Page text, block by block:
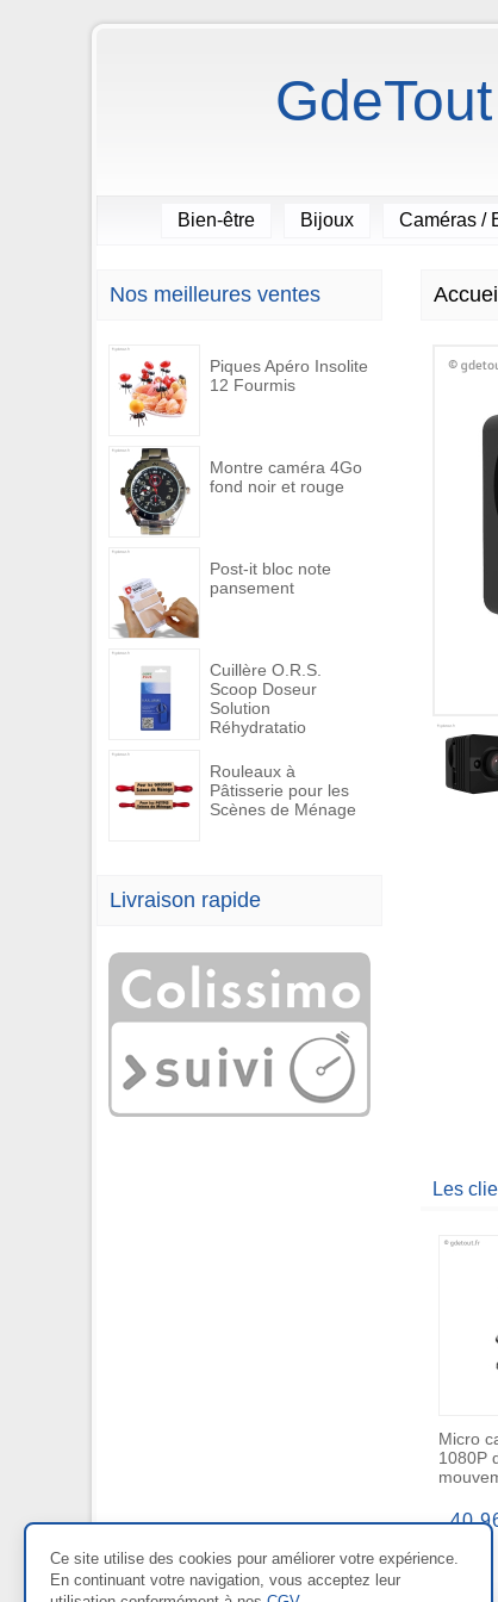
GdeTout
Bien-être Bijoux Caméras /
Nos meilleures ventes
Piques Apéro Insolite
12 Fourmis
Montre caméra 4Go
fond noir et rouge
Post-it bloc note
pansement
Cuillère O.R.S.
Scoop Doseur
Solution
Réhydratatio
Rouleaux à
Pâtisserie pour les
Scènes de Ménage
Livraison rapide
Accueil
Les
Micro
1080P
Ce site utilise des cookies pour améliorer votre expérience.
En continuant votre navigation, vous acceptez leur